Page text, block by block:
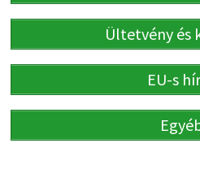
Ültetvény és
EU-s